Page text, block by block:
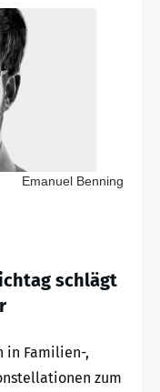
Emanuel Benning
schlägt
in Familien-,
zum